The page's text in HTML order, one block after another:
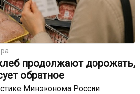
продолжают дорожать,
обратное
Минэконома России